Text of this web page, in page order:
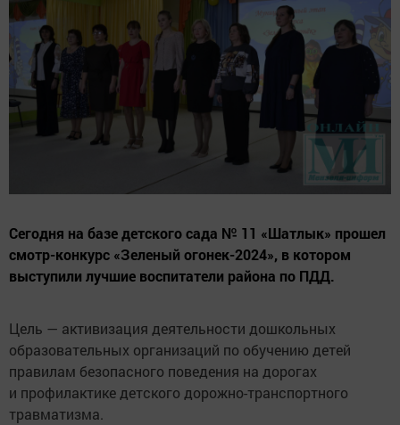
Сегодня на базе детского сада № 11 «Шатлык» прошел
смотр-конкурс «Зеленый огонек-2024», в котором
выступили лучшие воспитатели района по ПДД.
Цель — активизация деятельности дошкольных
образовательных организаций по обучению детей
правилам безопасного поведения на дорогах
и профилактике детского дорожно-транспортного
травматизма.